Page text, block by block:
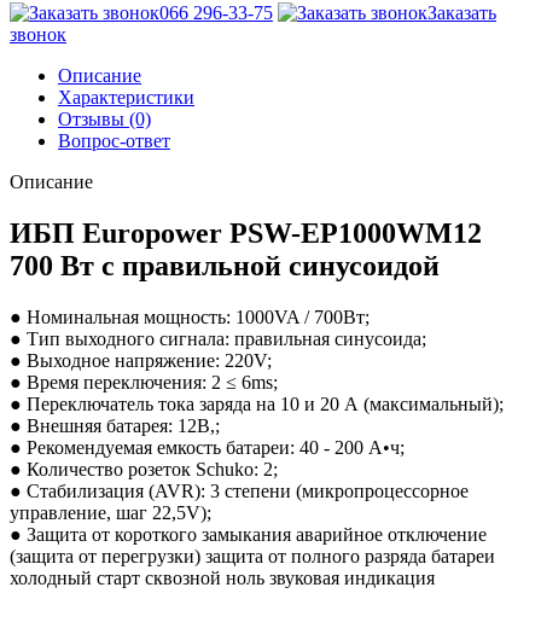
066 296-33-75
Заказать
звонок
Описание
Характеристики
Отзывы (0)
Вопрос-ответ
Описание
ИБП Europower PSW-EP1000WM12
700 Вт с правильной синусоидой
● Номинальная мощность: 1000VA / 700Вт;
● Тип выходного сигнала: правильная синусоида;
● Выходное напряжение: 220V;
● Время переключения: 2 ≤ 6ms;
● Переключатель тока заряда на 10 и 20 А (максимальный);
● Внешняя батарея: 12В,;
● Рекомендуемая емкость батареи: 40 - 200 А•ч;
● Количество розеток Schuko: 2;
● Стабилизация (AVR): 3 степени (микропроцессорное
управление, шаг 22,5V);
● Защита от короткого замыкания аварийное отключение
(защита от перегрузки) защита от полного разряда батареи
холодный старт сквозной ноль звуковая индикация